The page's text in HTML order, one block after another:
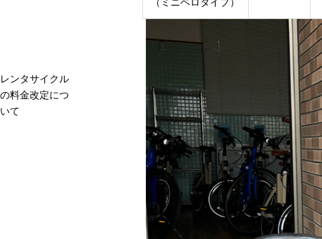
レンタサイクル
の料金改定につ
いて